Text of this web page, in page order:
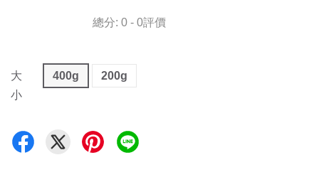
總分: 0 - 0評價
大
小
400g 200g